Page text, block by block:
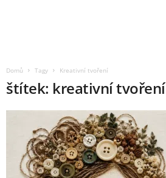
Domů Tagy Kreativní tvoření
štítek: kreativní tvoření